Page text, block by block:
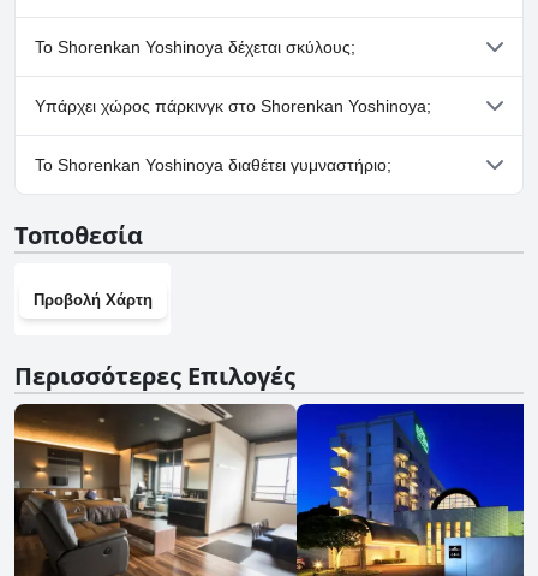
Όχι, το Shorenkan Yoshinoya δεν διαθέτει σπα.
Το Shorenkan Yoshinoya δέχεται σκύλους;
Όχι, το Shorenkan Yoshinoya δεν δέχεται σκύλους.
Υπάρχει χώρος πάρκινγκ στο Shorenkan Yoshinoya;
Ναι, υπάρχουν εγκαταστάσεις πάρκινγκ στο Shorenkan
Yoshinoya.
Το Shorenkan Yoshinoya διαθέτει γυμναστήριο;
Τοποθεσία
Προβολή Χάρτη
Περισσότερες Επιλογές